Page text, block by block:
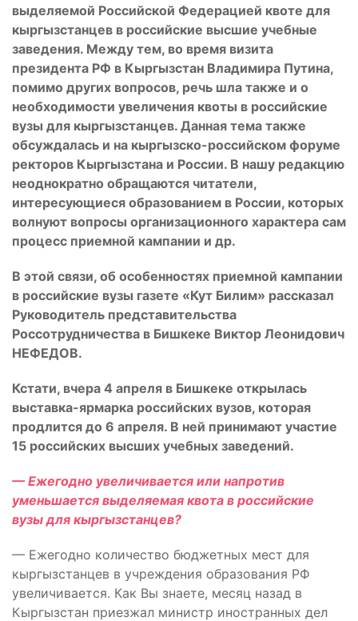
выделяемой Российской Федерацией квоте для
кыргызстанцев в российские высшие учебные
заведения. Между тем, во время визита
президента РФ в Кыргызстан Владимира Путина,
помимо других вопросов, речь шла также и о
необходимости увеличения квоты в российские
вузы для кыргызстанцев. Данная тема также
обсуждалась и на кыргызско-российском форуме
ректоров Кыргызстана и России. В нашу редакцию
неоднократно обращаются читатели,
интересующиеся образованием в России, которых
волнуют вопросы организационного характера сам
процесс приемной кампании и др.
В этой связи, об особенностях приемной кампании
в российские вузы газете «Кут Билим» рассказал
Руководитель представительства
Россотрудничества в Бишкеке Виктор Леонидович
НЕФЕДОВ.
Кстати, вчера 4 апреля в Бишкеке открылась
выставка-ярмарка российских вузов, которая
продлится до 6 апреля. В ней принимают участие
15 российских высших учебных заведений.
— Ежегодно увеличивается или напротив
уменьшается выделяемая квота в российские
вузы для кыргызстанцев?
— Ежегодно количество бюджетных мест для
кыргызстанцев в учреждения образования РФ
увеличивается. Как Вы знаете, месяц назад в
Кыргызстан приезжал министр иностранных дел